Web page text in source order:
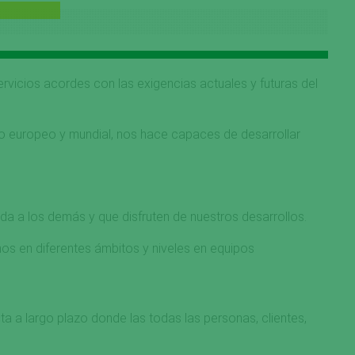
acordes con las exigencias actuales y futuras del
y mundial, nos hace capaces de desarrollar
a los demás y que disfruten de nuestros desarrollos.
en diferentes ámbitos y niveles en equipos
a largo plazo donde las todas las personas, clientes,